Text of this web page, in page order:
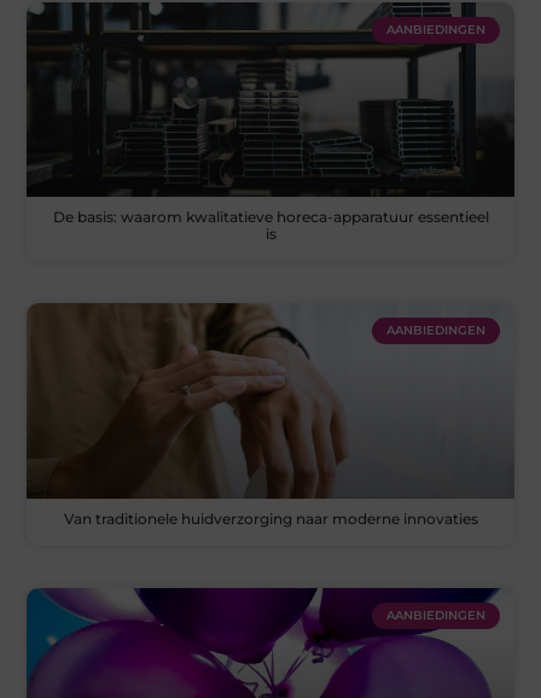
AANBIEDINGEN
De basis: waarom kwalitatieve horeca-apparatuur essentieel
is
AANBIEDINGEN
Van traditionele huidverzorging naar moderne innovaties
AANBIEDINGEN